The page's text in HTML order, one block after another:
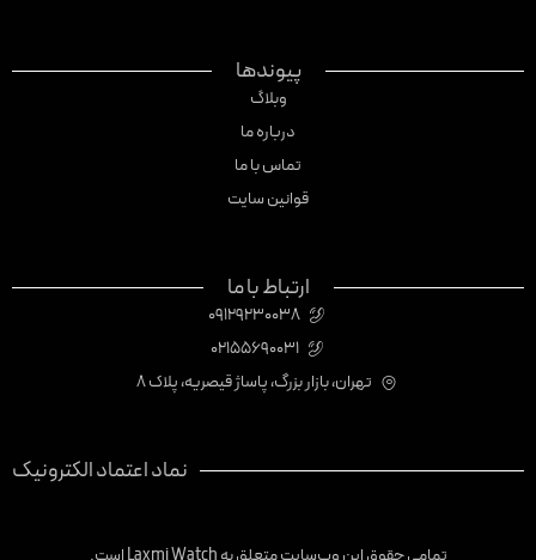
پیوندها
وبلاگ
درباره ما
تماس با ما
قوانین سایت
ارتباط با ما
09129230038
02155690031
تهران، بازار بزرگ، پاساژ قیصریه، پلاک 8
نماد اعتماد الکترونیک